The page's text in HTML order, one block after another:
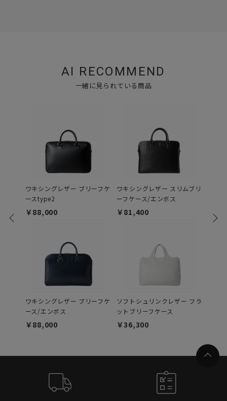
AI RECOMMEND
一緒に見られている商品
ワキシングレザー ブリーフケ
ースtype2
￥88,000
ワキシングレザー ブリーフケ
ース/エンボス
￥88,000
ワキシングレザー スリムブリ
ーフケース/エンボス
￥81,400
ソフトシュリンクレザー フラ
ットブリーフケース
￥36,300
￥